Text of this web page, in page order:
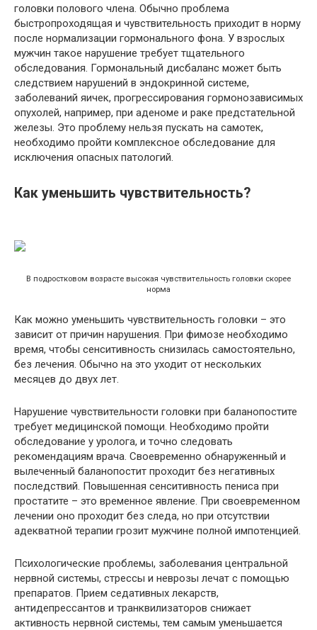
головки полового члена. Обычно проблема
быстропроходящая и чувствительность приходит в норму
после нормализации гормонального фона. У взрослых
мужчин такое нарушение требует тщательного
обследования. Гормональный дисбаланс может быть
следствием нарушений в эндокринной системе,
заболеваний яичек, прогрессирования гормонозависимых
опухолей, например, при аденоме и раке предстательной
железы. Это проблему нельзя пускать на самотек,
необходимо пройти комплексное обследование для
исключения опасных патологий.
Как уменьшить чувствительность?
В подростковом возрасте высокая чувствительность головки скорее
норма
Как можно уменьшить чувствительность головки – это
зависит от причин нарушения. При фимозе необходимо
время, чтобы сенситивность снизилась самостоятельно,
без лечения. Обычно на это уходит от нескольких
месяцев до двух лет.
Нарушение чувствительности головки при баланопостите
требует медицинской помощи. Необходимо пройти
обследование у уролога, и точно следовать
рекомендациям врача. Своевременно обнаруженный и
вылеченный баланопостит проходит без негативных
последствий. Повышенная сенситивность пениса при
простатите – это временное явление. При своевременном
лечении оно проходит без следа, но при отсутствии
адекватной терапии грозит мужчине полной импотенцией.
Психологические проблемы, заболевания центральной
нервной системы, стрессы и неврозы лечат с помощью
препаратов. Прием седативных лекарств,
антидепрессантов и транквилизаторов снижает
активность нервной системы, тем самым уменьшается